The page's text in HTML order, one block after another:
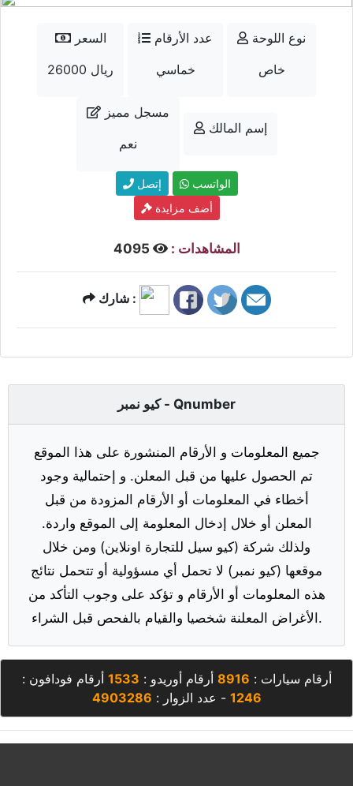
السعر
26000 ريال
عدد الأرقام
خماسي
نوع اللوحة
خاص
مسجل مميز
نعم
إسم المالك
إتصل
الواتسب
أضف مزايدة
المشاهدات :
شارك :
كيو نمبر - Qnumber
جميع المعلومات و الأرقام المنشورة على هذا الموقع
تم الحصول عليها من قبل المعلن. و إحتمالية وجود
أخطاء في المعلومات أو الأرقام المزودة من قبل
المعلن أو خلال إدخال المعلومة إلى الموقع واردة.
ولذلك شركة (كيو سيل للتجارة اونلاين) ومن خلال
موقعها (كيو نمبر) لا تحمل أي مسؤولية أو تتحمل نتائج
هذه المعلومات أو الأرقام و تؤكد على وجوب التأكد من
الأغراض المعلنة شخصيا والقيام بالفحص قبل الشراء.
أرقام سيارات : 8916 أرقام أوريدو : 1533 أرقام فودافون :
1246 - عدد الزوار : 4903286